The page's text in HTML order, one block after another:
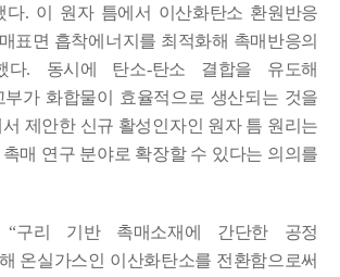
다. 이 원자 틈에서 이산화탄소 환원반응
표면 흡착에너지를 최적화해 촉매반응의
다. 동시에 탄소-탄소 결합을 유도해
부가 화합물이 효율적으로 생산되는 것을
제안한 신규 활성인자인 원자 틈 원리는
매 연구 분야로 확장할 수 있다는 의의를
“구리 기반 촉매소재에 간단한 공정
온실가스인 이산화탄소를 전환함으로써